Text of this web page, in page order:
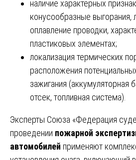
наличие характерных
конусообразные выгорания,
оплавление проводки,
пластиковых элементах;
локализация термических
расположения
зажигания (аккумуляторная
отсек, топливная система).
Эксперты Союза «Федерация
проведении пожарной
автомобилей применяют